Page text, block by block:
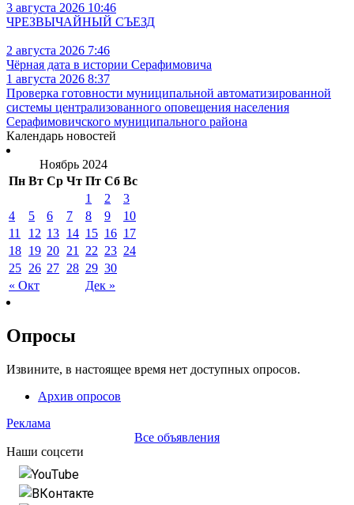
3 августа 2026 10:46
ЧРЕЗВЫЧАЙНЫЙ СЪЕЗД
2 августа 2026 7:46
Чёрная дата в истории Серафимовича
1 августа 2026 8:37
Проверка готовности муниципальной автоматизированной
системы централизованного оповещения населения
Серафимовичского муниципального района
Календарь новостей
Ноябрь 2024
Пн Вт Ср Чт Пт Сб Вс
« Окт Дек »
1 2
3
4
5 6 7 8 9
10
11
12 13 14 15 16 17
18 19 20 21 22 23 24
25 26 27 28 29 30
Опросы
Извините, в настоящее время нет доступных опросов.
Архив опросов
Реклама
Все объявления
Наши соцсети
YouTube
ВКонтакте